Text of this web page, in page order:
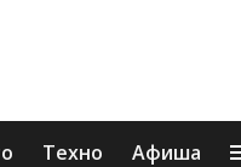
Техно Афиша